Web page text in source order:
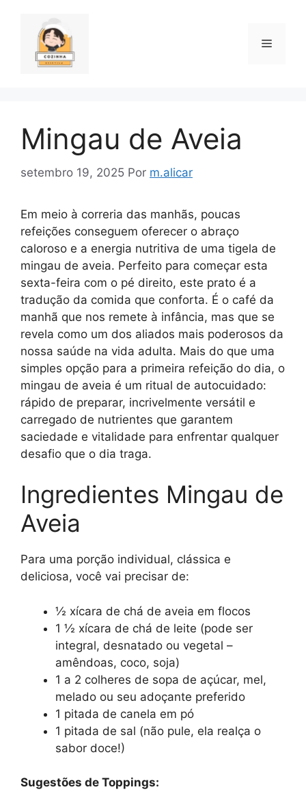
conteúdo
Menu
Mingau de Aveia
setembro 19, 2025 Por m.alicar
Em meio à correria das manhãs, poucas
refeições conseguem oferecer o abraço
caloroso e a energia nutritiva de uma tigela de
mingau de aveia. Perfeito para começar esta
sexta-feira com o pé direito, este prato é a
tradução da comida que conforta. É o café da
manhã que nos remete à infância, mas que se
revela como um dos aliados mais poderosos da
nossa saúde na vida adulta. Mais do que uma
simples opção para a primeira refeição do dia, o
mingau de aveia é um ritual de autocuidado:
rápido de preparar, incrivelmente versátil e
carregado de nutrientes que garantem
saciedade e vitalidade para enfrentar qualquer
desafio que o dia traga.
Ingredientes Mingau de
Aveia
Para uma porção individual, clássica e
deliciosa, você vai precisar de:
½ xícara de chá de aveia em flocos
1 ½ xícara de chá de leite (pode ser
integral, desnatado ou vegetal –
amêndoas, coco, soja)
1 a 2 colheres de sopa de açúcar, mel,
melado ou seu adoçante preferido
1 pitada de canela em pó
1 pitada de sal (não pule, ela realça o
sabor doce!)
Sugestões de Toppings: